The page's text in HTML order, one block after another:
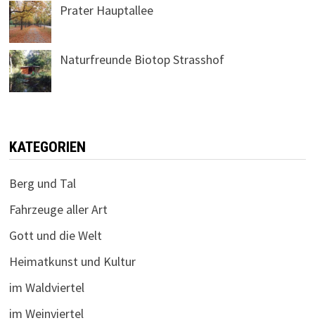
Prater Hauptallee
Naturfreunde Biotop Strasshof
KATEGORIEN
Berg und Tal
Fahrzeuge aller Art
Gott und die Welt
Heimatkunst und Kultur
im Waldviertel
im Weinviertel